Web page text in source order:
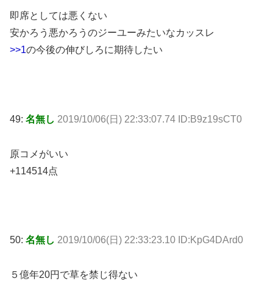
即席としては悪くない
安かろう悪かろうのジーユーみたいなカッスレ
>>1の今後の伸びしろに期待したい
49: 名無し 2019/10/06(日) 22:33:07.74 ID:B9z19sCT0
原コメがいい
+114514点
50: 名無し 2019/10/06(日) 22:33:23.10 ID:KpG4DArd0
５億年20円で草を禁じ得ない